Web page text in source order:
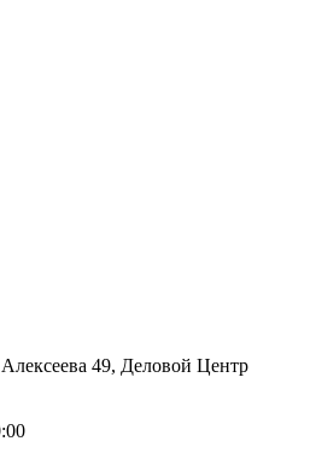
49, Деловой Центр